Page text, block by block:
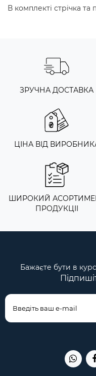
В комплекті стрічка
ЗРУЧНА ДОСТАВКА
ЦІНА ВІД
ШИРОКИЙ
ПРОДУКЦІІ
Бажаєте бути в